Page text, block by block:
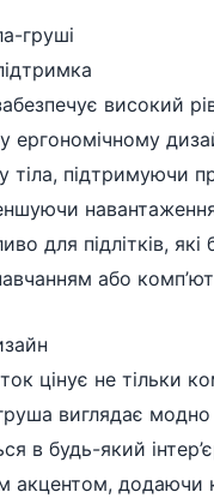
груші
високий
ергономічному
підтримуючи
для підлітків, які
або
цінує не тільки
виглядає
в будь-який
акцентом, додаючи